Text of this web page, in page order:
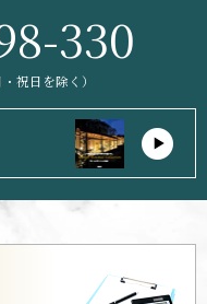
330
祝日を除く）